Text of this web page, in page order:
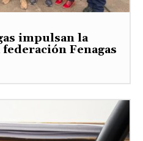
impulsan la
Fenagas